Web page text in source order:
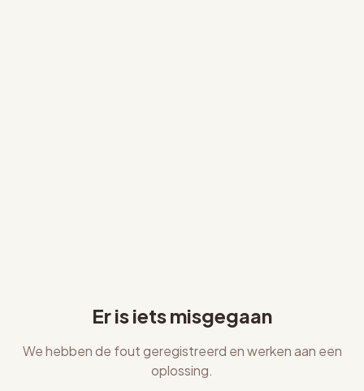
Er is iets misgegaan
We hebben de fout geregistreerd en werken aan een
oplossing.